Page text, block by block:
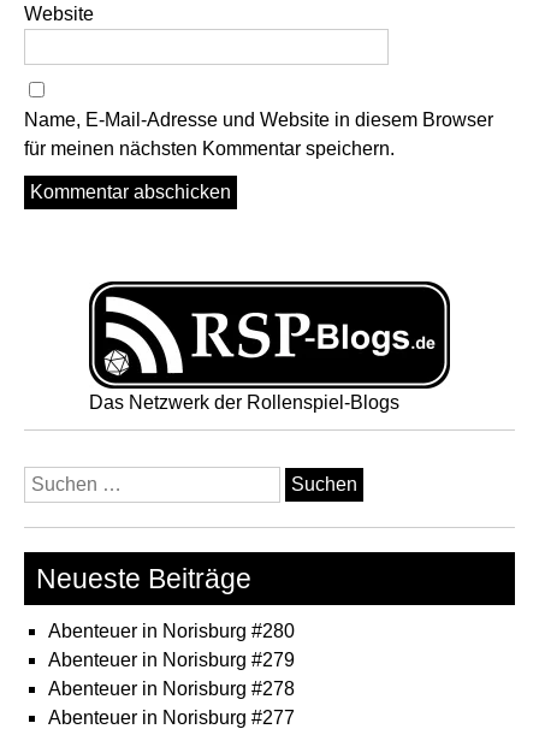
Website
Name, E-Mail-Adresse und Website in diesem Browser
für meinen nächsten Kommentar speichern.
Das Netzwerk der Rollenspiel-Blogs
Suchen
nach:
Neueste Beiträge
Abenteuer in Norisburg #280
Abenteuer in Norisburg #279
Abenteuer in Norisburg #278
Abenteuer in Norisburg #277